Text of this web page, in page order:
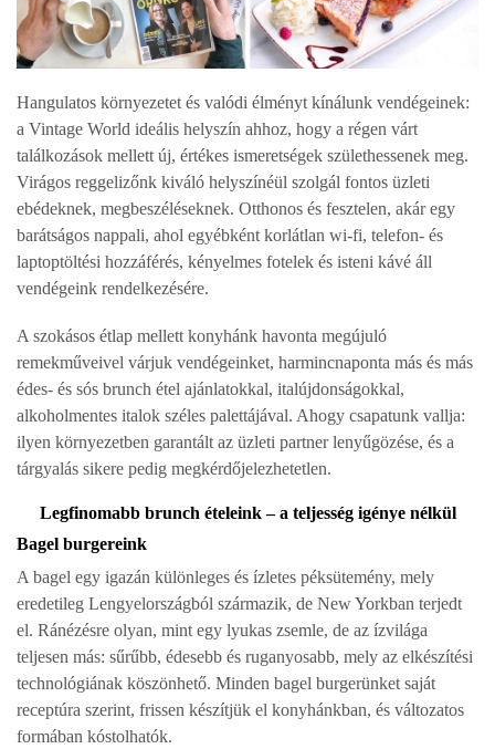
Hangulatos környezetet és valódi élményt kínálunk vendégeinek:
a Vintage World ideális helyszín ahhoz, hogy a régen várt
találkozások mellett új, értékes ismeretségek születhessenek meg.
Virágos reggelizőnk kiváló helyszínéül szolgál fontos üzleti
ebédeknek, megbeszéléseknek. Otthonos és fesztelen, akár egy
barátságos nappali, ahol egyébként korlátlan wi-fi, telefon- és
laptoptöltési hozzáférés, kényelmes fotelek és isteni kávé áll
vendégeink rendelkezésére.
A szokásos étlap mellett konyhánk havonta megújuló
remekműveivel várjuk vendégeinket, harmincnaponta más és más
édes- és sós brunch étel ajánlatokkal, italújdonságokkal,
alkoholmentes italok széles palettájával. Ahogy csapatunk vallja:
ilyen környezetben garantált az üzleti partner lenyűgözése, és a
tárgyalás sikere pedig megkérdőjelezhetetlen.
Legfinomabb brunch ételeink – a teljesség igénye nélkül
Bagel burgereink
A bagel egy igazán különleges és ízletes péksütemény, mely
eredetileg Lengyelországból származik, de New Yorkban terjedt
el. Ránézésre olyan, mint egy lyukas zsemle, de az ízvilága
teljesen más: sűrűbb, édesebb és ruganyosabb, mely az elkészítési
technológiának köszönhető. Minden bagel burgerünket saját
receptúra szerint, frissen készítjük el konyhánkban, és változatos
formában kóstolhatók.